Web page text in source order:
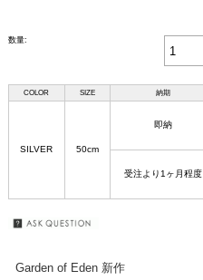
数量:
COLOR SIZE 納期
SILVER 50cm
即納
受注より1ヶ月程度
Garden of Eden 新作